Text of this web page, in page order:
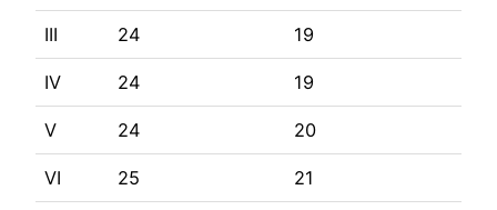
III 24 19
IV 24 19
V 24 20
VI 25 21